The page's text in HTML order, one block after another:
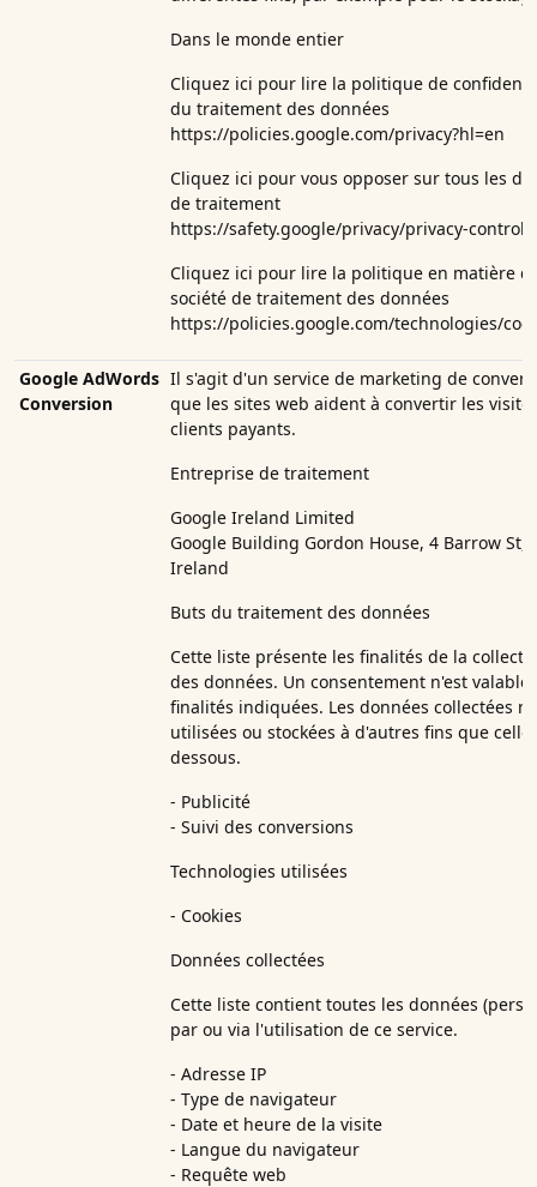
Dans le monde entier
Cliquez ici pour lire la politique de
du traitement des données
https://policies.google.com/privacy?hl=en
Cliquez ici pour vous opposer sur tous les
de traitement
https://safety.google/privacy/privacy-
Cliquez ici pour lire la politique en matière
société de traitement des données
https://policies.google.com/technologies/
Google AdWords
Conversion
Il s'agit d'un service de marketing de
que les sites web aident à convertir les
clients payants.
Entreprise de traitement
Google Ireland Limited
Google Building Gordon House, 4 Barrow St,
Ireland
Buts du traitement des données
Cette liste présente les finalités de la
des données. Un consentement n'est
finalités indiquées. Les données collectées
utilisées ou stockées à d'autres fins que
dessous.
- Publicité
- Suivi des conversions
Technologies utilisées
- Cookies
Données collectées
Cette liste contient toutes les données
par ou via l'utilisation de ce service.
- Adresse IP
- Type de navigateur
- Date et heure de la visite
- Langue du navigateur
- Requête web